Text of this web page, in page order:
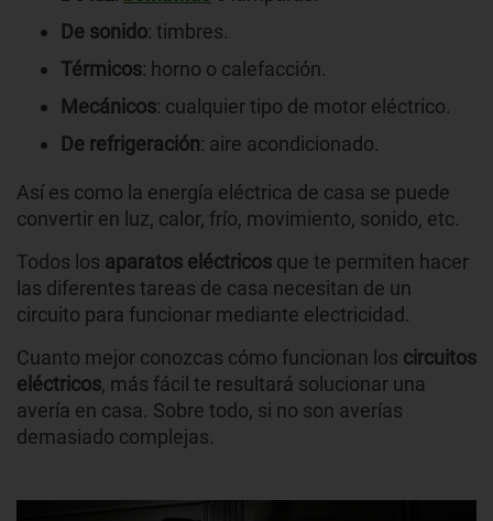
De sonido: timbres.
Térmicos: horno o calefacción.
Mecánicos: cualquier tipo de motor eléctrico.
De refrigeración: aire acondicionado.
Así es como la energía eléctrica de casa se puede
convertir en luz, calor, frío, movimiento, sonido, etc.
Todos los aparatos eléctricos que te permiten hacer
las diferentes tareas de casa necesitan de un
circuito para funcionar mediante electricidad.
Cuanto mejor conozcas cómo funcionan los circuitos
eléctricos, más fácil te resultará solucionar una
avería en casa. Sobre todo, si no son averías
demasiado complejas.